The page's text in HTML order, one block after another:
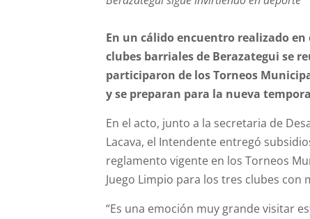
En un cálido encuentro realizado
clubes barriales de Berazategui se
participaron de los Torneos
y se preparan para la nueva
En el acto, junto a la secretaria de
Lacava, el Intendente entregó
reglamento vigente en los Torneos
Juego Limpio para los tres clubes con
“Es una emoción muy grande visitar